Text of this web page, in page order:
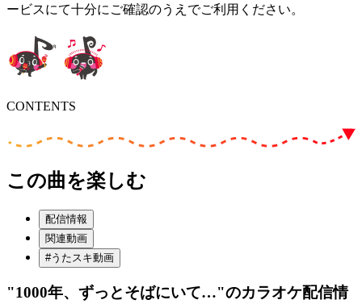
ービスにて十分にご確認のうえでご利用ください。
CONTENTS
この曲を楽しむ
配信情報
関連動画
#うたスキ動画
"1000年、ずっとそばにいて…"のカラオケ配信情